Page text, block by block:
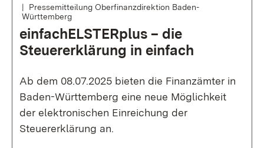
Pressemitteilung Oberfinanzdirektion Baden-
Württemberg
einfachELSTERplus – die
Steuererklärung in einfach
Ab dem 08.07.2025 bieten die Finanzämter in
Baden-Württemberg eine neue Möglichkeit
der elektronischen Einreichung der
Steuererklärung an.